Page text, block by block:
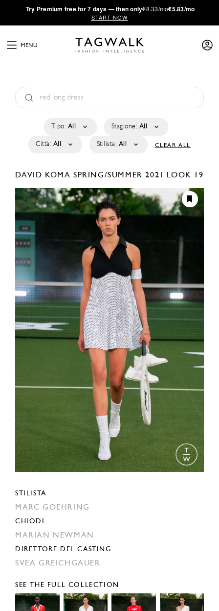
·Try Premium free for 7 days — then only€8.33/mo€5.83/mo
START NOW
MENU
Tipo: All Stagione: All
Città: All Stilista: All CLEAR ALL
DAVID KOMA SPRING/SUMMER 2021 LOOK 19
STILISTA
MARC GOEHRING
CHIODI
MARIAN NEWMAN
DIRETTORE DEL CASTING
SVEA GREICHGAUER
SEE THE FULL COLLECTION